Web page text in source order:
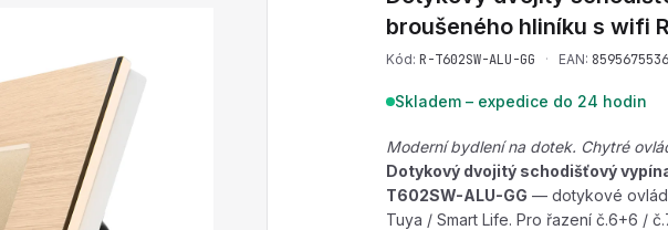
broušeného hliníku s wifi
Kód: R-T602SW-ALU-GG · EAN:
Skladem – expedice do 24 hodin
Moderní bydlení na dotek. Chytré
Dotykový dvojitý schodišťový
T602SW-ALU-GG — dotykové
Tuya / Smart Life. Pro řazení č.6+6 /